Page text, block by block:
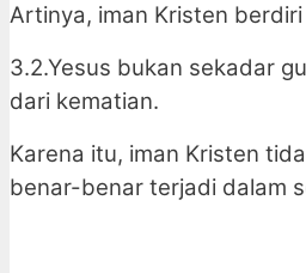
Artinya, iman Kristen
3.2.Yesus bukan sekadar
dari kematian.
Karena itu, iman Kristen
benar-benar terjadi dalam